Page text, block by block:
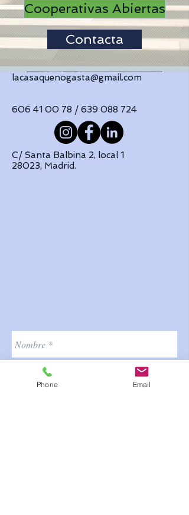
Cooperativas Abiertas
Contacta
lacasaquenogasta@gmail.com
606 41 00 78 / 639 088 724
C/ Santa Balbina 2, local 1
28023, Madrid.
Phone Email